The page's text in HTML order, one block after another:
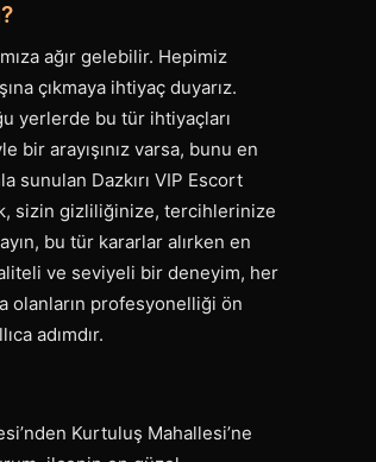
ağır gelebilir. Hepimiz
çıkmaya ihtiyaç duyarız.
yerlerde bu tür ihtiyaçları
bir arayışınız varsa, bunu en
sunulan Dazkırı VIP Escort
sizin gizliliğinize, tercihlerinize
bu tür kararlar alırken en
ve seviyeli bir deneyim, her
olanların profesyonelliği ön
adımdır.
Kurtuluş Mahallesi’ne